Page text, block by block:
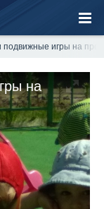
подвижные игры на
на